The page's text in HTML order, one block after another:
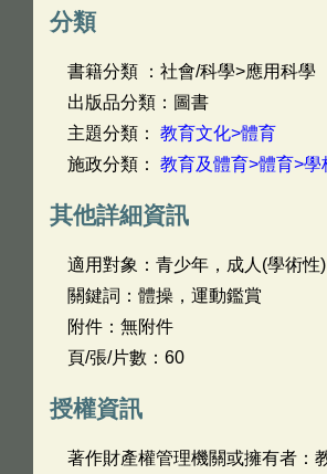
分類
書籍分類 ：社會/科學>應用科學
出版品分類：圖書
主題分類： 教育文化>體育
施政分類： 教育及體育>體育>
其他詳細資訊
適用對象：青少年，成人(學術性)
關鍵詞：體操，運動鑑賞
附件：無附件
頁/張/片數：60
授權資訊
著作財產權管理機關或擁有者：